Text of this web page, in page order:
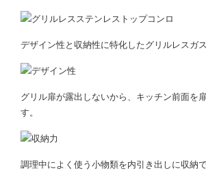
デザイン性と収納性に特化したグリルレスガス
グリル扉が露出しないから、キッチン前面を
す。
調理中によく使う小物類を内引き出しに収納